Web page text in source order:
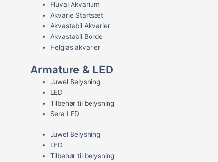
Fluval Akvarium
Akvarie Startsæt
Akvastabil Akvarier
Akvastabil Borde
Helglas akvarier
Armature & LED
Juwel Belysning
LED
Tilbehør til belysning
Sera LED
Juwel Belysning
LED
Tilbehør til belysning